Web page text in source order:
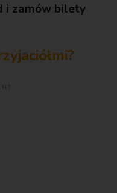
i zamów bilety